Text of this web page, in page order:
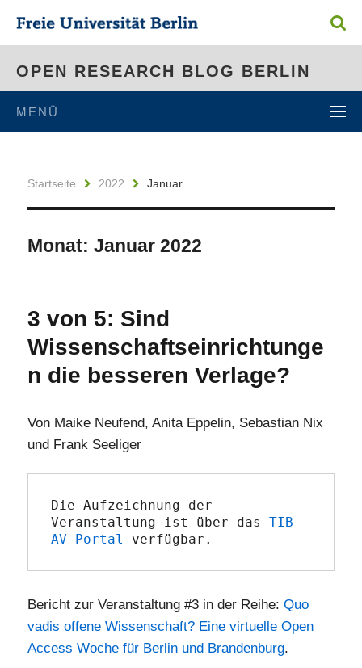
OPEN RESEARCH BLOG BERLIN
MENÜ
Startseite 2022 Januar
Monat:Januar 2022
3 von 5: Sind
Wissenschaftseinrichtunge
n die besseren Verlage?
Von Maike Neufend, Anita Eppelin, Sebastian Nix
und Frank Seeliger
Die Aufzeichnung der
Veranstaltung ist über das TIB
AV Portal
verfügbar.
Bericht zur Veranstaltung #3 in der Reihe: Quo
vadis offene Wissenschaft? Eine virtuelle Open
Access Woche für Berlin und Brandenburg.